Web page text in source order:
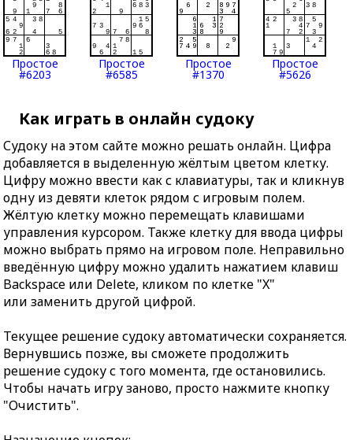
Простое
#6203
Простое
#6585
Простое
#1370
Простое
#5626
Как играть в онлайн судоку
Судоку на этом сайте можно решать онлайн. Цифра
добавляется в выделенную жёлтым цветом клетку.
Цифру можно ввести как с клавиатуры, так и кликнув
одну из девяти клеток рядом с игровым полем.
Жёлтую клетку можно перемещать клавишами
управления курсором. Также клетку для ввода цифры
можно выбрать прямо на игровом поле. Неправильно
введённую цифру можно удалить нажатием клавиш
Backspace или Delete, кликом по клетке "X"
или заменить другой цифрой.
Текущее решение судоку автоматически сохраняется.
Вернувшись позже, вы сможете продолжить
решение судоку с того момента, где остановились.
Чтобы начать игру заново, просто нажмите кнопку
"Очистить".